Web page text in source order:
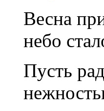
Весна
небо
Пусть